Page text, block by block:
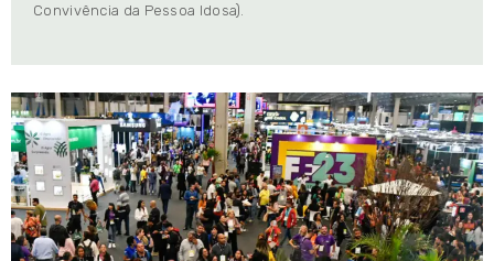
Convivência da Pessoa Idosa).